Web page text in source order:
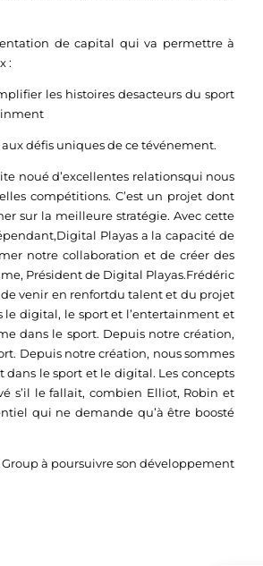
de capital qui va permettre à
:
les histoires desacteurs du sport
défis uniques de ce tévénement.
noué d’excellentes relationsqui nous
compétitions. C’est un projet dont
sur la meilleure stratégie. Avec cette
Playas a la capacité de
notre collaboration et de créer des
Président de Digital Playas.Frédéric
de venir en renfortdu talent et du projet
le digital, le sport et l’entertainment et
dans le sport. Depuis notre création,
Depuis notre création, nous sommes
le sport et le digital. Les concepts
s’il le fallait, combien Elliot, Robin et
qui ne demande qu’à être boosté
à poursuivre son développement